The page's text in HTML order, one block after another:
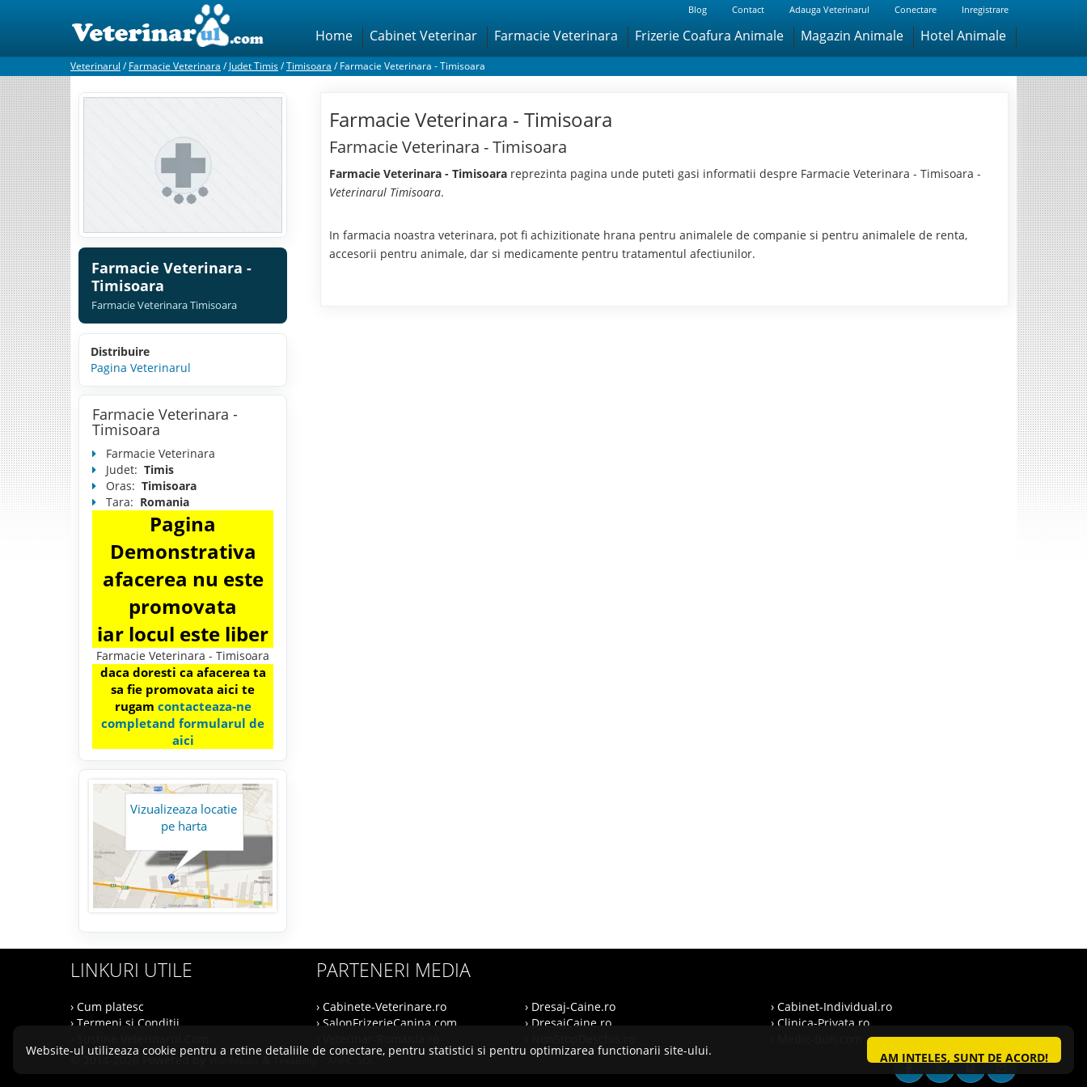
Blog Contact Adauga Veterinarul Conectare Inregistrare
Home Cabinet Veterinar Farmacie Veterinara Frizerie Coafura Animale Magazin Animale Hotel Animale
Veterinarul /Farmacie Veterinara /Judet Timis/Timisoara /Farmacie Veterinara - Timisoara
Farmacie Veterinara -
Timisoara
Farmacie Veterinara Timisoara
Distribuire
Pagina Veterinarul
Farmacie Veterinara -
Timisoara
Farmacie Veterinara
Judet: Timis
Oras: Timisoara
Tara: Romania
Pagina
Demonstrativa
afacerea nu este
promovata
iar locul este liber
Farmacie Veterinara - Timisoara
daca doresti ca afacerea ta
sa fie promovata aici te
rugam contacteaza-ne
completand formularul de
aici
Vizualizeaza locatie
pe harta
Farmacie Veterinara - Timisoara
Farmacie Veterinara - Timisoara
Farmacie Veterinara - Timisoara reprezinta pagina unde puteti gasi informatii despre Farmacie Veterinara - Timisoara -
Veterinarul Timisoara.
In farmacia noastra veterinara, pot fi achizitionate hrana pentru animalele de companie si pentru animalele de renta,
accesorii pentru animale, dar si medicamente pentru tratamentul afectiunilor.
LINKURI UTILE
› Cum platesc
› Termeni si Conditii
PARTENERI MEDIA
› Cabinete-Veterinare.ro
› SalonFrizerieCanina.com
› Dresaj-Caine.ro
› DresajCaine.ro
› Cabinet-Individual.ro
› Clinica-Privata.ro
© 2014-2026 Powered by
Website-ul utilizeaza cookie pentru a retine detaliile de conectare, pentru statistici si pentru optimizarea functionarii site-ului. AM INTELES, SUNT DE ACORD!